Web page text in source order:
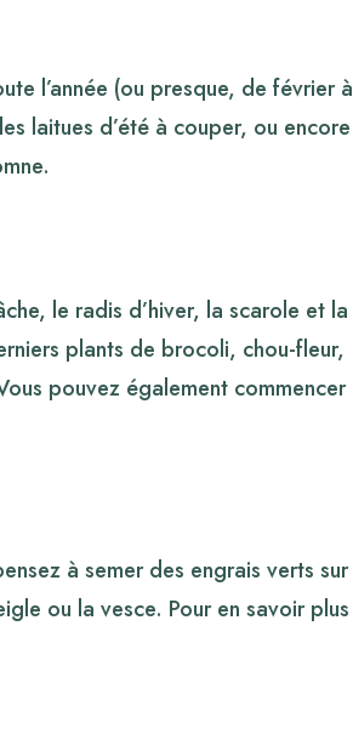
l’année (ou presque, de février à
laitues d’été à couper, ou encore
le radis d’hiver, la scarole et la
plants de brocoli, chou-fleur,
pouvez également commencer
à semer des engrais verts sur
ou la vesce. Pour en savoir plus